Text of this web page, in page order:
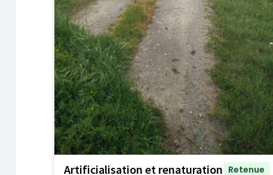
Artificialisation et renaturation Retenue